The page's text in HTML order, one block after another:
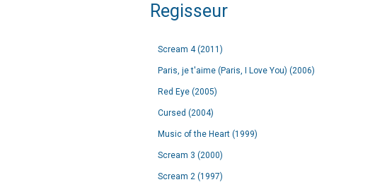
Regisseur
Scream 4 (2011)
Paris, je t'aime (Paris, I Love You) (2006)
Red Eye (2005)
Cursed (2004)
Music of the Heart (1999)
Scream 3 (2000)
Scream 2 (1997)